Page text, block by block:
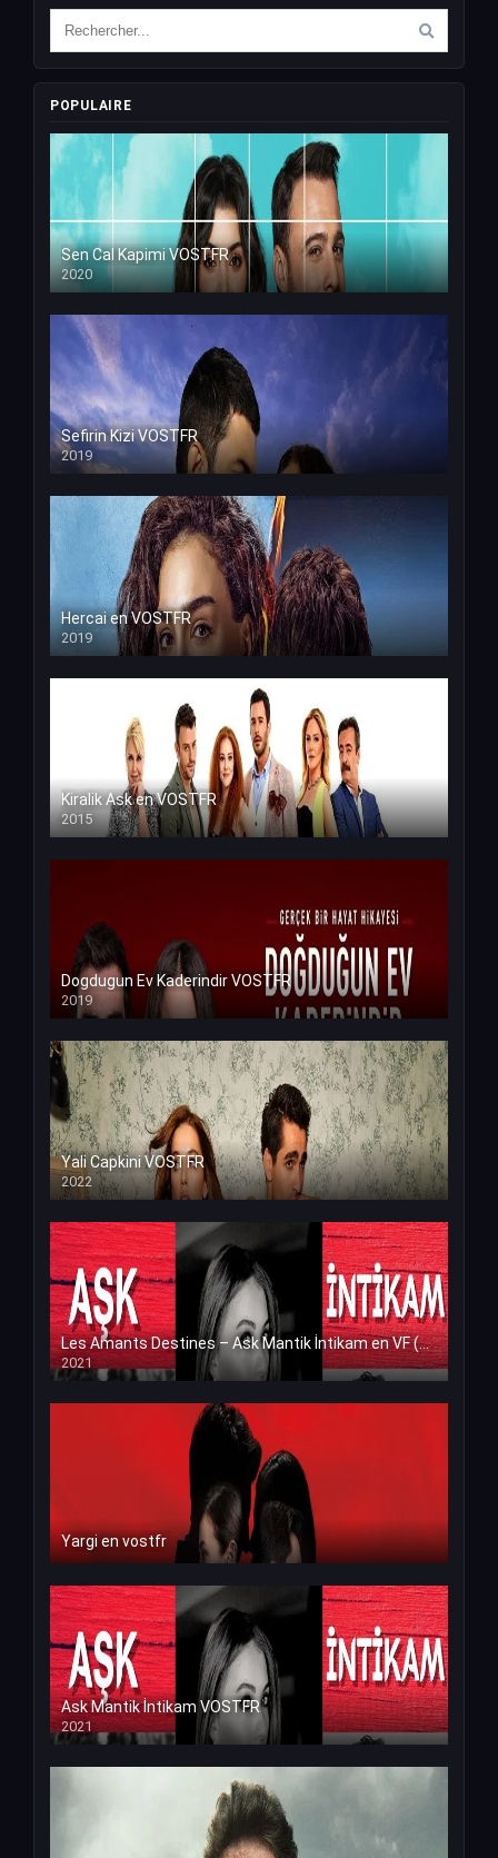
POPULAIRE
Sen Cal Kapimi VOSTFR
2020
Sefirin Kizi VOSTFR
2019
Hercai en VOSTFR
2019
Kiralik Ask en VOSTFR
2015
Dogdugun Ev Kaderindir VOSTFR
2019
Yali Capkini VOSTFR
2022
Les Amants Destines – Ask Mantik İntikam en VF (Voix Francaise)
2021
Yargi en vostfr
Ask Mantik İntikam VOSTFR
2021